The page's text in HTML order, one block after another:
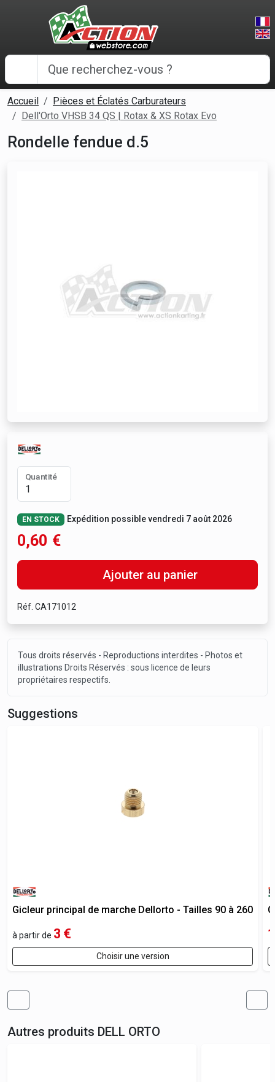
Panneau de gestion des cookies
Accueil
Pièces et Éclatés Carburateurs
Dell'Orto VHSB 34 QS | Rotax & XS Rotax Evo
Rondelle fendue d.5
Quantité
EN STOCK Expédition possible vendredi 7 août 2026
0,60 €
Ajouter au panier
Réf. CA171012
Tous droits réservés - Reproductions interdites - Photos et
illustrations Droits Réservés : sous licence de leurs
propriétaires respectifs.
Suggestions
Gicleur principal de marche Dellorto - Tailles 90 à 260
à partir de 3 €
Choisir une version
Autres produits DELL ORTO